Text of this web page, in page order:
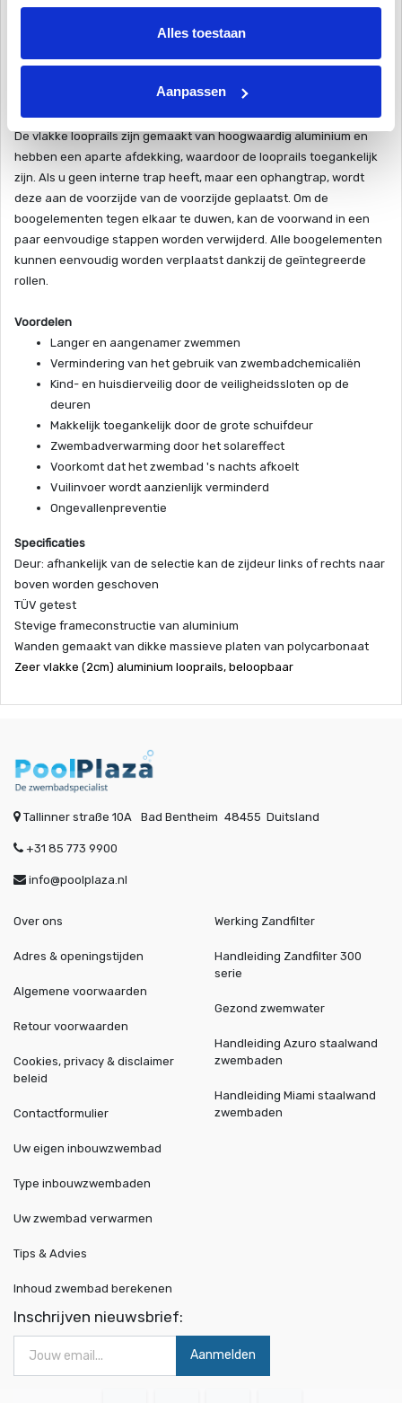
Alles toestaan
Aanpassen
Het opzetten van uw zwembadoverkapping is met eenvoudig
gereedschap zelf te realiseren, doordat de gehele overkapping in
onze fabriek al een keer in zijn geheel is gemonteerd en
kunnen wij de zwembadoverkapping voor u plaatsen.
De vlakke looprails zijn gemaakt van hoogwaardig aluminium en
hebben een aparte afdekking, waardoor de looprails toegankelijk
zijn. Als u geen interne trap heeft, maar een ophangtrap, wordt
deze aan de voorzijde van de voorzijde geplaatst. Om de
boogelementen tegen elkaar te duwen, kan de voorwand in een
paar eenvoudige stappen worden verwijderd. Alle boogelementen
kunnen eenvoudig worden verplaatst dankzij de geïntegreerde
rollen.
Voordelen
Langer en aangenamer zwemmen
Vermindering van het gebruik van zwembadchemicaliën
Kind- en huisdierveilig door de veiligheidssloten op de
deuren
Makkelijk toegankelijk door de grote schuifdeur
Zwembadverwarming door het solareffect
Voorkomt dat het zwembad 's nachts afkoelt
Vuilinvoer wordt aanzienlijk verminderd
Ongevallenpreventie
Specificaties
Deur: afhankelijk van de selectie kan de zijdeur links of rechts naar
boven worden geschoven
TÜV getest
Stevige frameconstructie van aluminium
Wanden gemaakt van dikke massieve platen van polycarbonaat
Zeer vlakke (2cm) aluminium looprails, beloopbaar
Tallinner straße 10A Bad Bentheim 48455 Duitsland
+31 85 773 9900
info@poolplaza.nl
Over ons
Adres & openingstijden
Algemene voorwaarden
Retour voorwaarden
Cookies, privacy & disclaimer
beleid
Contactformulier
Werking Zandfilter
Handleiding Zandfilter 300
serie
Gezond zwemwater
Handleiding Azuro staalwand
zwembaden
Handleiding Miami staalwand
zwembaden
Uw eigen inbouwzwembad
Type inbouwzwembaden
Uw zwembad verwarmen
Tips & Advies
Inhoud zwembad berekenen
Inschrijven nieuwsbrief:
Aanmelden